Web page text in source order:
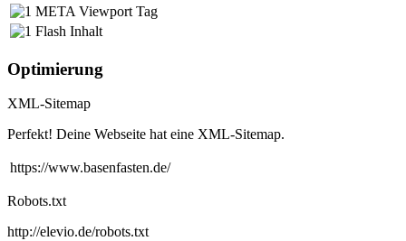
META Viewport Tag
Flash Inhalt
Optimierung
XML-Sitemap
Perfekt! Deine Webseite hat eine XML-Sitemap.
https://www.basenfasten.de/
Robots.txt
http://elevio.de/robots.txt